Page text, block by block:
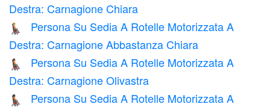
Destra: Carnagione Chiara
🧑🏼‍🦼‍➡️
Persona Su Sedia A Rotelle Motorizzata A
Destra: Carnagione Abbastanza Chiara
🧑🏽‍🦼‍➡️
Persona Su Sedia A Rotelle Motorizzata A
Destra: Carnagione Olivastra
🧑🏾‍🦼‍➡️
Persona Su Sedia A Rotelle Motorizzata A